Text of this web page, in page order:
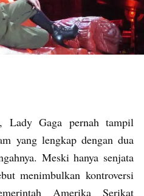
Lady Gaga pernah tampil
yang lengkap dengan dua
Meski hanya senjata
menimbulkan kontroversi
Amerika Serikat